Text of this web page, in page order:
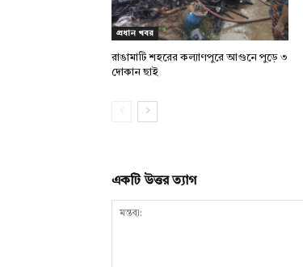
প্রধান খবর
রাঙামাটি শহরের কল্যাণপুরে আগুনে পুড়ে ৩
দোকান ছাই
একটি উত্তর ত্যাগ